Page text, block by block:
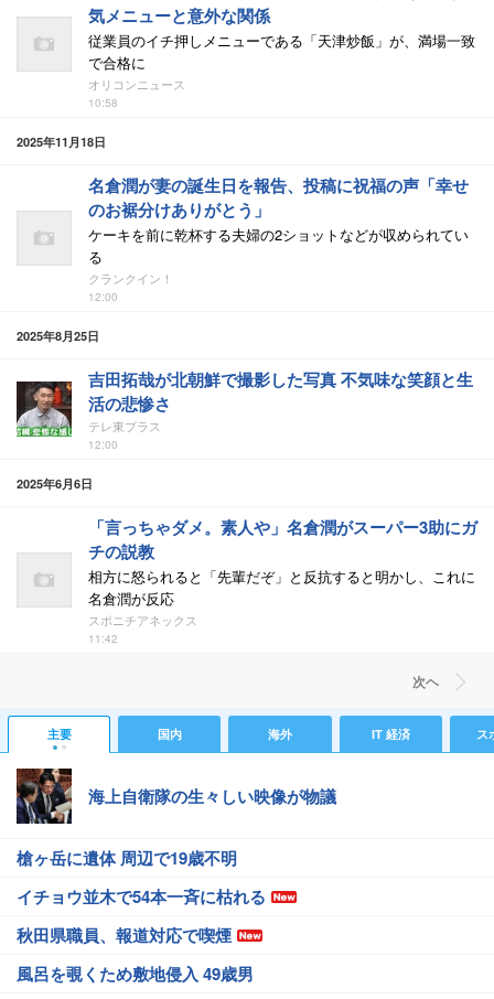
気メニューと意外な関係
従業員のイチ押しメニューである「天津炒飯」が、満場一致
で合格に
オリコンニュース
10:58
2025年11月18日
名倉潤が妻の誕生日を報告、投稿に祝福の声「幸せ
のお裾分けありがとう」
ケーキを前に乾杯する夫婦の2ショットなどが収められてい
る
クランクイン！
12:00
2025年8月25日
吉田拓哉が北朝鮮で撮影した写真 不気味な笑顔と生
活の悲惨さ
テレ東プラス
12:00
2025年6月6日
「言っちゃダメ。素人や」名倉潤がスーパー3助にガ
チの説教
相方に怒られると「先輩だぞ」と反抗すると明かし、これに
名倉潤が反応
スポニチアネックス
11:42
次ヘ
主要 国内 海外 IT 経済 ス
海上自衛隊の生々しい映像が物議
槍ヶ岳に遺体 周辺で19歳不明
イチョウ並木で54本一斉に枯れる
秋田県職員、報道対応で喫煙
風呂を覗くため敷地侵入 49歳男